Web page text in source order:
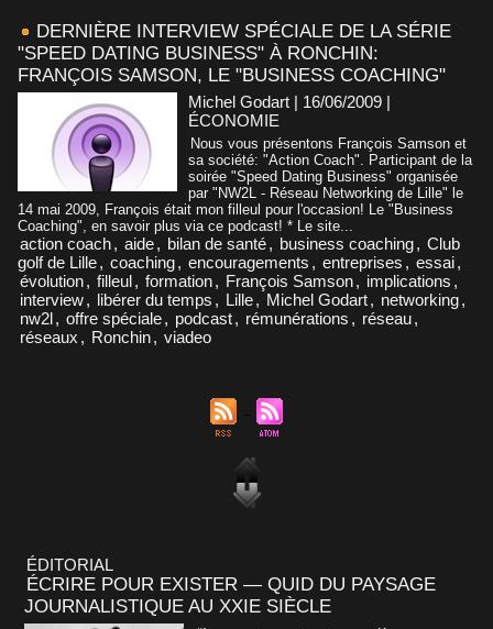
DERNIÈRE INTERVIEW SPÉCIALE DE LA SÉRIE
"SPEED DATING BUSINESS" À RONCHIN:
FRANÇOIS SAMSON, LE "BUSINESS COACHING"
Michel Godart | 16/06/2009 |
ÉCONOMIE
Nous vous présentons François Samson et
sa société: "Action Coach". Participant de la
soirée "Speed Dating Business" organisée
par "NW2L - Réseau Networking de Lille" le
14 mai 2009, François était mon filleul pour l'occasion! Le "Business
Coaching", en savoir plus via ce podcast! * Le site...
action coach, aide, bilan de santé, business coaching, Club
golf de Lille, coaching, encouragements , entreprises , essai,
évolution, filleul, formation, François Samson, implications ,
interview, libérer du temps , Lille, Michel Godart, networking,
nw2l, offre spéciale, podcast, rémunérations , réseau,
réseaux , Ronchin, viadeo
ÉDITORIAL
ÉCRIRE POUR EXISTER — QUID DU PAYSAGE
JOURNALISTIQUE AU XXIE SIÈCLE